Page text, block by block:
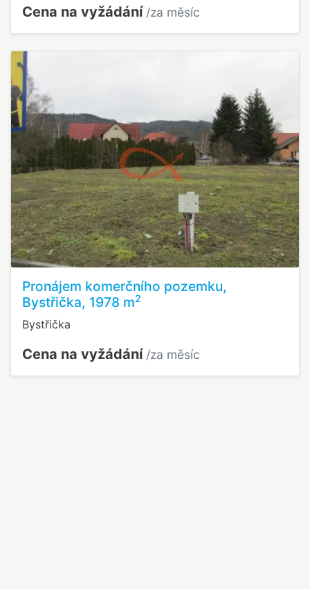
Cena na vyžádání /za měsíc
Pronájem komerčního pozemku,
Bystřička, 1978 m2
Bystřička
Cena na vyžádání /za měsíc